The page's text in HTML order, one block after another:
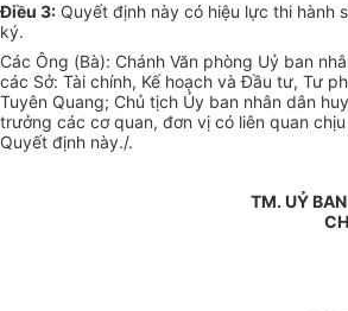
Điều 3: Quyết định này có hiệu lực thi hành
ký.
Các Ông (Bà): Chánh Văn phòng Uỷ ban
các Sở: Tài chính, Kế hoạch và Đầu tư, Tư
Tuyên Quang; Chủ tịch Ủy ban nhân dân
trưởng các cơ quan, đơn vị có liên quan
Quyết định này./.
TM. UỶ